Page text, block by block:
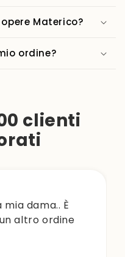
Materico?
ordine?
clienti
dama.. È
altro ordine